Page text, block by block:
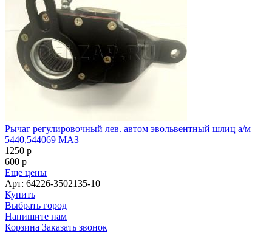
Рычаг регулировочный лев. автом эвольвентный шлиц а/м
5440,544069 МАЗ
1250 p
600 p
Еще цены
Арт: 64226-3502135-10
Купить
Выбрать город
Напишите нам
Корзина Заказать звонок